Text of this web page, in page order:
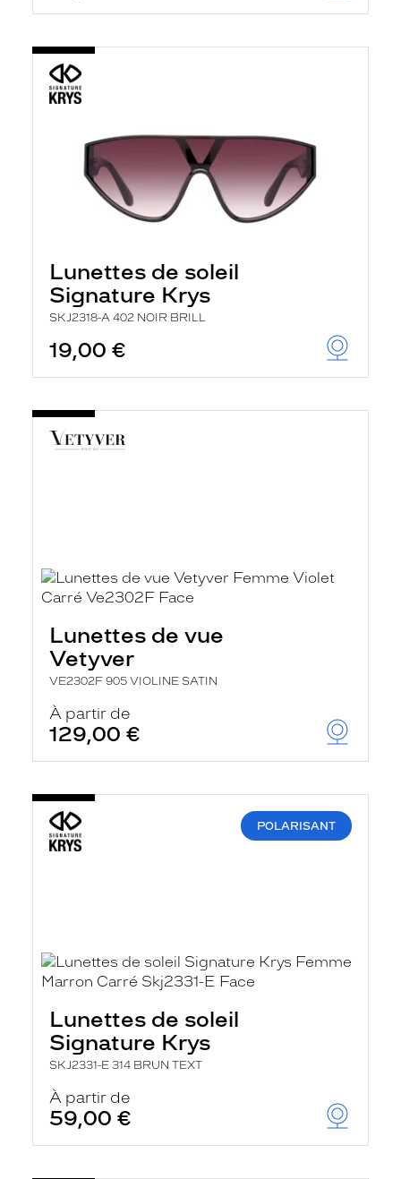
Lunettes de soleil
Signature Krys
SKJ2318-A 402 NOIR BRILL
19,00 €
Lunettes de vue
Vetyver
VE2302F 905 VIOLINE SATIN
À partir de
129,00 €
POLARISANT
Lunettes de soleil
Signature Krys
SKJ2331-E 314 BRUN TEXT
À partir de
59,00 €